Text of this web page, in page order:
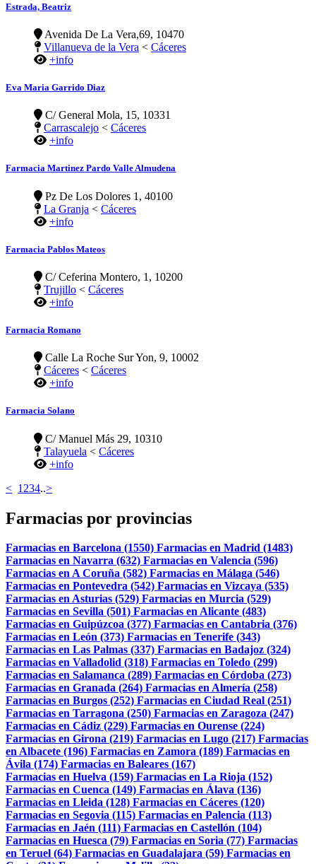
Estrada, Beatriz
Avenida De La Vera,69, 10470
Villanueva de la Vera < Cáceres
+info
Eva Maria Garrido Diaz
C/ General Mola, 15, 10331
Carrascalejo < Cáceres
+info
Farmacia Martinez Pardo Valle Almudena
Pz De Los Dolores 1, 40100
La Granja < Cáceres
+info
Farmacia Pablos Mateos
C/ Ceferina Montero, 1, 10200
Trujillo < Cáceres
+info
Farmacia Romano
Calle La Roche Sur Yon, 9, 10002
Cáceres < Cáceres
+info
Farmacia Solano
C/ Manuel Más 29, 10310
Talayuela < Cáceres
+info
< 1 234..>
Farmacias por provincias
Farmacias en Barcelona (1550) Farmacias en Madrid (1483)
Farmacias en Navarra (632) Farmacias en Valencia (596)
Farmacias en A Coruña (582) Farmacias en Málaga (546)
Farmacias en Pontevedra (542) Farmacias en Vizcaya (535)
Farmacias en Asturias (529) Farmacias en Murcia (529)
Farmacias en Sevilla (501) Farmacias en Alicante (483)
Farmacias en Guipúzcoa (377) Farmacias en Cantabria (376)
Farmacias en León (373) Farmacias en Tenerife (343)
Farmacias en Las Palmas (337) Farmacias en Badajoz (324)
Farmacias en Valladolid (318) Farmacias en Toledo (299)
Farmacias en Salamanca (289) Farmacias en Córdoba (273)
Farmacias en Granada (264) Farmacias en Almería (258)
Farmacias en Burgos (252) Farmacias en Ciudad Real (251)
Farmacias en Tarragona (250) Farmacias en Zaragoza (247)
Farmacias en Cádiz (229) Farmacias en Ourense (224)
Farmacias en Girona (219) Farmacias en Lugo (217) Farmacias
en Albacete (196) Farmacias en Zamora (189) Farmacias en
Ávila (174) Farmacias en Baleares (167)
Farmacias en Huelva (159) Farmacias en La Rioja (152)
Farmacias en Cuenca (149) Farmacias en Álava (136)
Farmacias en Lleida (128) Farmacias en Cáceres (120)
Farmacias en Segovia (115) Farmacias en Palencia (113)
Farmacias en Jaén (111) Farmacias en Castellón (104)
Farmacias en Huesca (79) Farmacias en Soria (77) Farmacias
en Teruel (64) Farmacias en Guadalajara (59) Farmacias en